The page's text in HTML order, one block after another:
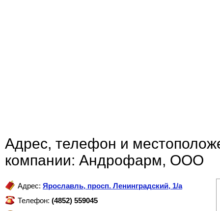
Адрес, телефон и
компании: Андрофарм, ООО
Адрес: Ярославль, просп. Ленинградский, 1/а
Телефон: (4852) 559045